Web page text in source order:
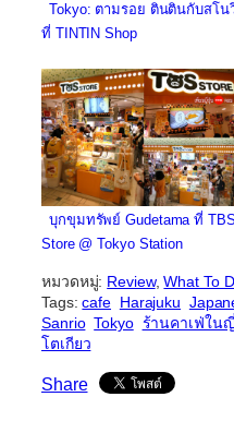
Tokyo: ตามรอย ตินตินกับสโน
ที่ TINTIN Shop
บุกขุมทรัพย์ Gudetama ที่ TBS
Store @ Tokyo Station
หมวดหมู่: Review, What To
Tags:cafe Harajuku
Sanrio Tokyo ร้านคาเฟ่ใน
โตเกียว
Share